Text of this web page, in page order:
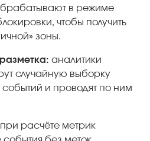
в режиме
чтобы получить
зоны.
аналитики
случайную выборку
и проводят по ним
при расчёте метрик